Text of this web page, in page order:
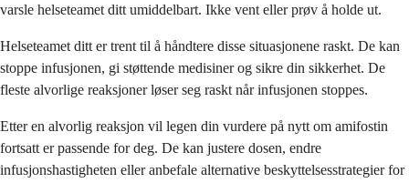
varsle helseteamet ditt umiddelbart. Ikke vent eller prøv å holde ut.
Helseteamet ditt er trent til å håndtere disse situasjonene raskt. De kan
stoppe infusjonen, gi støttende medisiner og sikre din sikkerhet. De
fleste alvorlige reaksjoner løser seg raskt når infusjonen stoppes.
Etter en alvorlig reaksjon vil legen din vurdere på nytt om amifostin
fortsatt er passende for deg. De kan justere dosen, endre
infusjonshastigheten eller anbefale alternative beskyttelsesstrategier for